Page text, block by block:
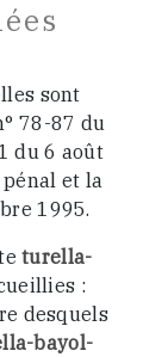
sont
78-87 du
du 6 août
et la
1995.
turella-
:
desquels
bayol-